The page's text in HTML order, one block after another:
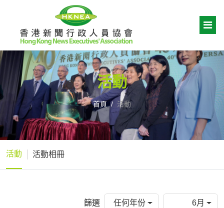
活動
首頁 活動
活動 活動相冊
篩選 任何年份 6月